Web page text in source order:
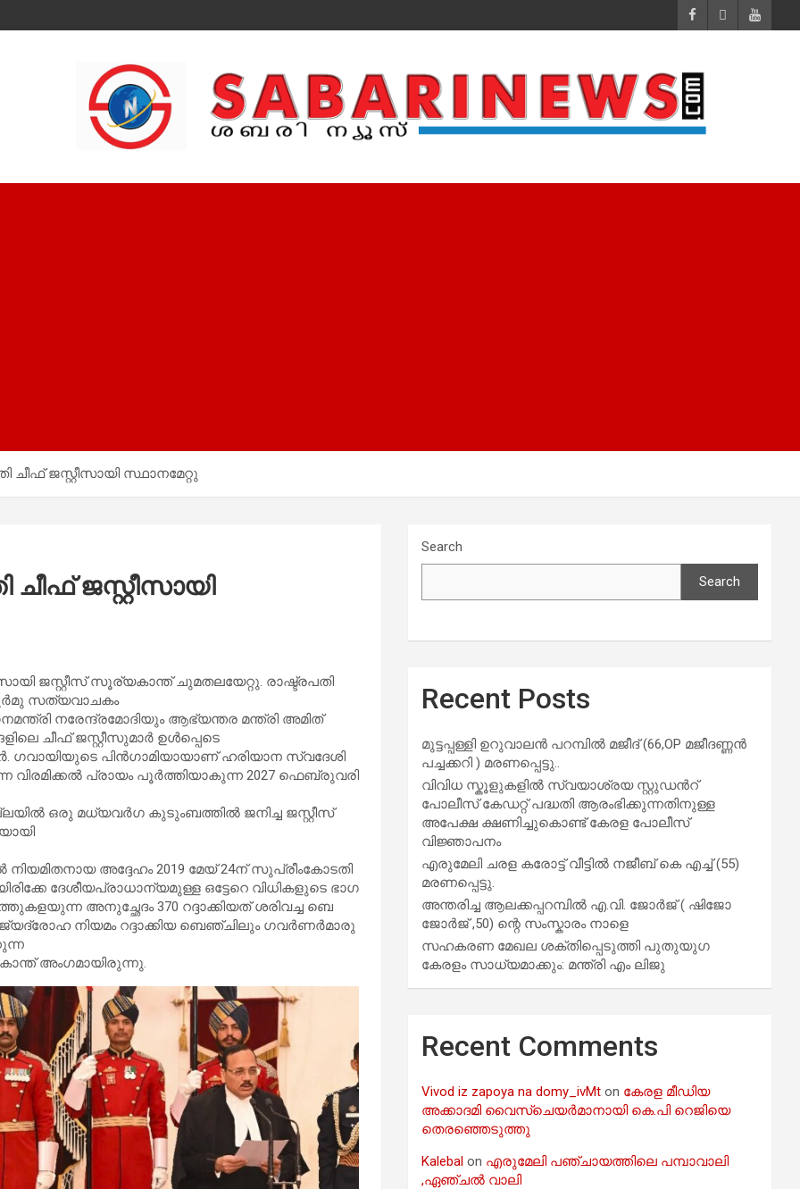
ജസ്റ്റീസായി സ്ഥാനമേറ്റു
ജസ്റ്റീസായി
ജ​​​​സ്റ്റീ​​​​സ് സൂ​​​​ര്യ​​​​കാ​​​​ന്ത് ചുമതലയേറ്റു. രാഷ്ട്രപതി
മുർമു സത്യവാചകം
നരേന്ദ്രമോദിയും ആഭ്യന്തര മന്ത്രി അമിത്
ചീഫ് ജസ്റ്റീസുമാർ ഉൾപ്പെടെ
ഗ​​​​വാ​​​​യി​​​​യു​​​​ടെ പി​​​​ൻ​​​​ഗാ​​​​മി​​​​യാ​​​​യാ​​​​ണ് ഹ​​​​രി​​​​യാ​​​​ന സ്വ​​​​ദേ​​​​ശി​​​​
പ്രാ​​​​യം പൂ​​​​ർ​​​​ത്തി​​​​യാ​​​​കു​​​​ന്ന 2027 ഫെ​​​​ബ്രു​​​​വ​​​​രി
ഒ​​​​രു മ​​​​ധ്യ​​​​വ​​​​ർ​​​​ഗ കു​​​​ടും​​​​ബ​​​​ത്തി​​​​ൽ ജ​​​​നി​​​​ച്ച ജ​​​​സ്റ്റീ​​​​സ്
അ​​​​ദ്ദേ​​​​ഹം 2019 മേ​​​​യ് 24ന് ​​​​സു​​​​പ്രീം​​​കോ​​​​ട​​​​തി
ദേ​​​​ശീ​​​​യ​​​പ്രാ​​​​ധാ​​​​ന്യ​​​​മു​​​​ള്ള ഒ​​​​ട്ടേ​​​​റെ വി​​​​ധി​​​​ക​​​​ളു​​​​ടെ ഭാ​​​​ഗ​​​​
അ​​​​നു​​​​ച്ഛേ​​​​ദം 370 റ​​​​ദ്ദാ​​​​ക്കി​​​​യ​​​​ത് ശ​​​​രി​​​​വ​​​​ച്ച ബെ​​​​
നി​​​​യ​​​​മം റ​​​​ദ്ദാ​​​​ക്കി​​​​യ ബെ​​​​ഞ്ചി​​​​​​​​​​​ലും ഗ​​​​വ​​​​ർ​​​​ണ​​​​ർ​​​​മാ​​​​രു​​​​
അം​​​​ഗ​​​​മാ​​​​യി​​​​രു​​​​ന്നു.
Search
Search
Recent Posts
മുട്ടപ്പള്ളി ഉറുവാലൻ പറമ്പിൽ മജീദ് (66,OP മജീദണ്ണൻ
പച്ചക്കറി ) മരണപ്പെട്ടു..
വിവിധ സ്കൂളുകളില്‍ സ്വയാശ്രയ സ്റ്റുഡന്‍റ്
പോലീസ് കേഡറ്റ് പദ്ധതി ആരംഭിക്കുന്നതിനുള്ള
അപേക്ഷ ക്ഷണിച്ചുകൊണ്ട് കേരള പോലീസ്
വിജ്ഞാപനം
എരുമേലി ചരള കരോട്ട് വീട്ടിൽ നജീബ് കെ എച്ച് (55)
മരണപ്പെട്ടു.
അന്തരിച്ച ആ​ല​ക്ക​പ്പ​റമ്പിൽ​ എ.​വി. ജോ​ർ​ജ് ( ഷിജോ
ജോർജ് ,50) ന്റെ സംസ്കാരം നാളെ
സഹകരണ മേഖല ശക്തിപ്പെടുത്തി പുതുയുഗ
കേരളം സാധ്യമാക്കും: മന്ത്രി എം ലിജു
Recent Comments
Vivod iz zapoya na domy_ivMt on കേരള മീഡിയ
അക്കാദമി വൈസ്ചെയർമാനായി കെ.പി റെജിയെ
തെരഞ്ഞെടുത്തു
Kalebal on എരുമേലി പഞ്ചായത്തിലെ പമ്പാവാലി
,ഏഞ്ചൽ വാലി